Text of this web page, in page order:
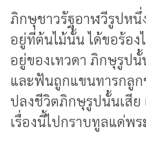
ภิกษุชาวรัฐอาฬวีรูปหนึ่
อยู่ที่ต้นไม้นั้น ได้ขอร้อง
อยู่ของเทวดา ภิกษุรูปนั้
และฟันถูกแขนทารกลูก
ปลงชีวิตภิกษุรูปนั้นเสีย
เรื่องนี้ไปกราบทูลแด่พ